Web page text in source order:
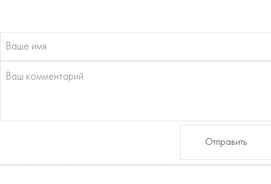
Отправить